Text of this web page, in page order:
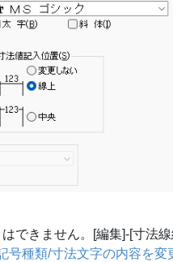
できません。[編集]-[寸法
号種類/寸法文字の内容を変